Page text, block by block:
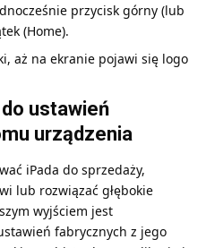
przycisk górny (lub
(Home).
aż na ekranie pojawi się logo
ustawień
urządzenia
iPada do sprzedaży,
lub rozwiązać głębokie
wyjściem jest
fabrycznych z jego